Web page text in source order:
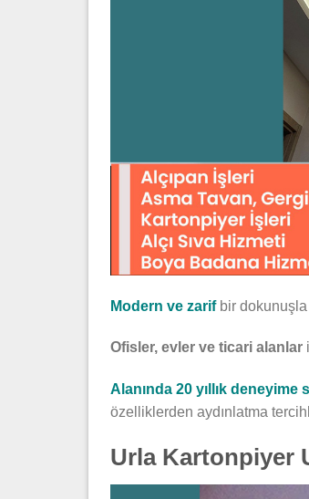
Modern ve zarif bir dokunuşla
Ofisler, evler ve ticari alanlar
Alanında 20 yıllık deneyime
özelliklerden aydınlatma
Urla Kartonpiyer